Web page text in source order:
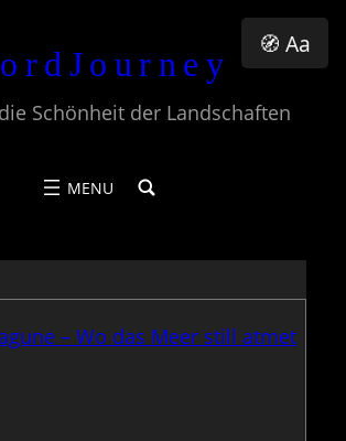
Schönheit der Landschaften
🧭 Aa